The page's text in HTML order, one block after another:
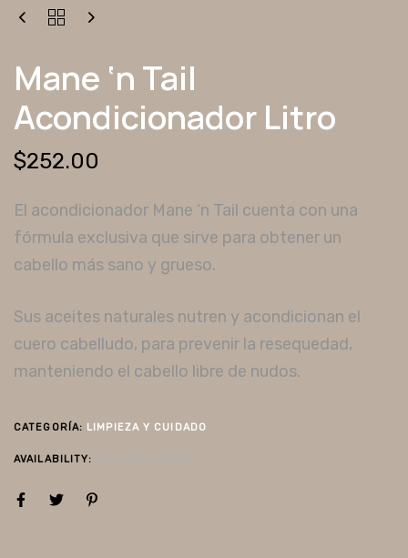
Mane ‘n Tail
Acondicionador Litro
$252.00
El acondicionador Mane ‘n Tail cuenta con una
fórmula exclusiva que sirve para obtener un
cabello más sano y grueso.
Sus aceites naturales nutren y acondicionan el
cuero cabelludo, para prevenir la resequedad,
manteniendo el cabello libre de nudos.
CATEGORÍA: LIMPIEZA Y CUIDADO
AVAILABILITY: